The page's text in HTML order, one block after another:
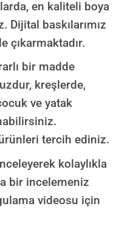
en kaliteli boya
Dijital baskılarımız
çıkarmaktadır.
bir madde
kreşlerde,
ve yatak
tercih ediniz.
kolaylıkla
bir incelemeniz
videosu için